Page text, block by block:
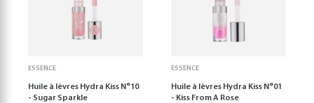
ESSENCE
Huile à lèvres Hydra Kiss N°10
- Sugar Sparkle
ESSENCE
Huile à lèvres Hydra Kiss N°01
- Kiss From A Rose